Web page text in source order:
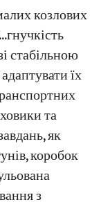
козлових
гнучкість
стабільною
їх
та
як
коробок
з